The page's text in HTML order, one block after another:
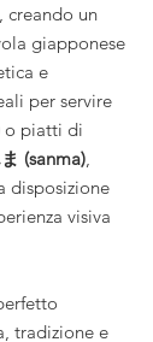
creando un
giapponese
e
per servire
o piatti di
(sanma),
disposizione
visiva
tradizione e